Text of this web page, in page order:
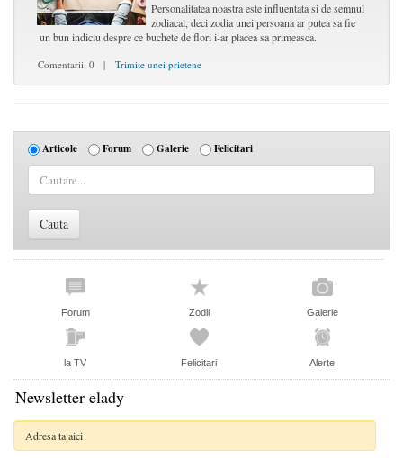
Personalitatea noastra este influentata si de semnul
zodiacal, deci zodia unei persoana ar putea sa fie
un bun indiciu despre ce buchete de flori i-ar placea sa primeasca.
Comentarii: 0 | Trimite unei prietene
Articole Forum Galerie Felicitari
Forum Zodii Galerie
la TV Felicitari Alerte
Newsletter elady